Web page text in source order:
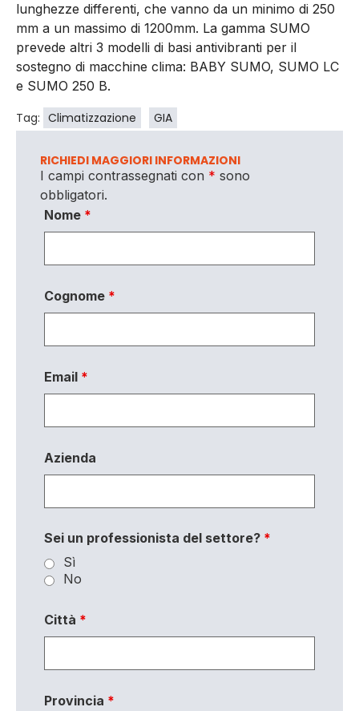
lunghezze differenti, che vanno da un minimo di 250
mm a un massimo di 1200mm. La gamma SUMO
prevede altri 3 modelli di basi antivibranti per il
sostegno di macchine clima: BABY SUMO, SUMO LC
e SUMO 250 B.
Tag: Climatizzazione GIA
RICHIEDI MAGGIORI INFORMAZIONI
I campi contrassegnati con * sono
obbligatori.
Nome *
Cognome *
Email *
Azienda
Sei un professionista del settore? *
Sì
No
Città *
Provincia *